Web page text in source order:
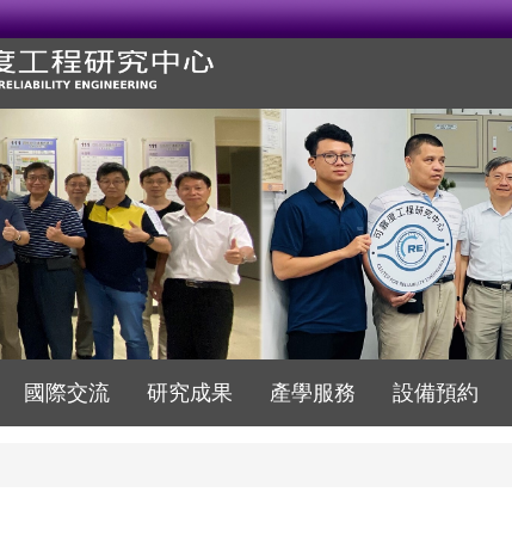
國際交流 研究成果 產學服務 設備預約